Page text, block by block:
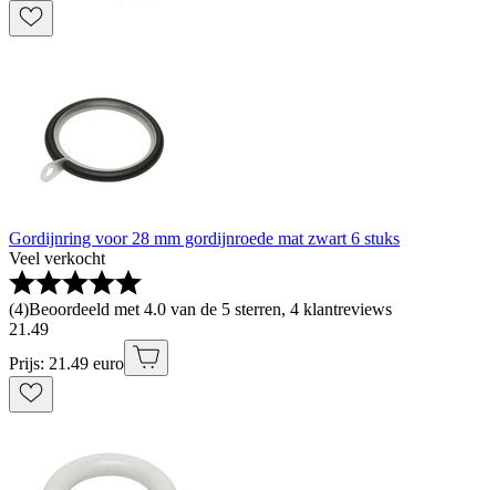
Gordijnring voor 28 mm gordijnroede mat zwart 6 stuks
Veel verkocht
(4)Beoordeeld met 4.0 van de 5 sterren, 4 klantreviews
21.49
Prijs: 21.49 euro